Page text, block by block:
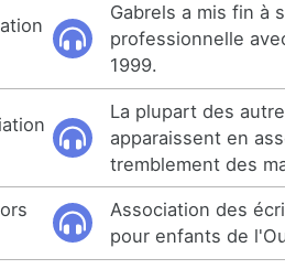
Gabrels a mis fin à
professionnelle
1999.
La plupart des
apparaissent en
tremblement des
Association des
pour enfants de